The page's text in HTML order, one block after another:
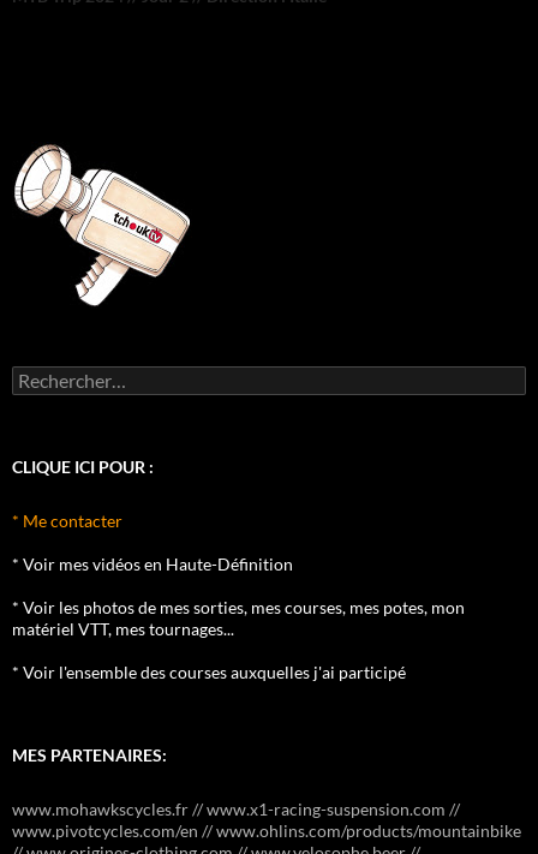
Rechercher :
CLIQUE ICI POUR :
* Me contacter
* Voir mes vidéos en Haute-Définition
* Voir les photos de mes sorties, mes courses, mes potes, mon
matériel VTT, mes tournages...
* Voir l'ensemble des courses auxquelles j'ai participé
MES PARTENAIRES:
www.mohawkscycles.fr // www.x1-racing-suspension.com //
www.pivotcycles.com/en // www.ohlins.com/products/mountainbike